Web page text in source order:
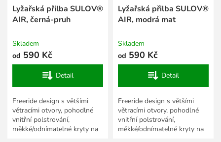
Lyžařská přilba SULOV®
AIR, černá-pruh
Skladem
od 590 Kč
Detail
Freeride design s většími
větracími otvory, pohodlné
vnitřní polstrování,
měkké/odnímatelné kryty na
Lyžařská přilba SULOV®
AIR, modrá mat
Skladem
od 590 Kč
Detail
Freeride design s většími
větracími otvory, pohodlné
vnitřní polstrování,
měkké/odnímatelné kryty na